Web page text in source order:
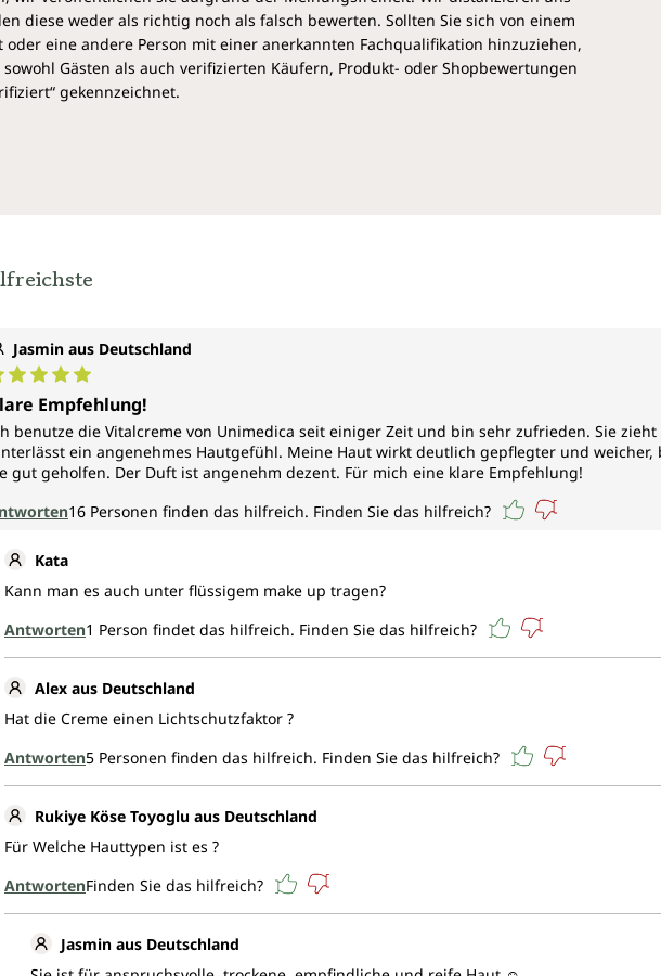
Weintrauben, Zitrusfrüchte und Gemüse in
kaltgepressten Pflanzenölen empfehlenswert.
Für wen unsere Vitalcreme zu
diese weder als richtig noch als falsch bewerten. Sollten Sie sich von einem
eine andere Person mit einer anerkannten Fachqualifikation hinzuziehen,
Gästen als auch verifizierten Käufern, Produkt- oder Shopbewertungen
gekennzeichnet.
Jasmin aus Deutschland
Bewertung von 5 von 5 Sternen
Empfehlung!
benutze die Vitalcreme von Unimedica seit einiger Zeit und bin sehr zufrieden. Sie
ein angenehmes Hautgefühl. Meine Haut wirkt deutlich gepflegter und weicher,
gut geholfen. Der Duft ist angenehm dezent. Für mich eine klare Empfehlung!
16 Personen finden das hilfreich. Finden Sie das hilfreich?
Kata
Kann man es auch unter flüssigem make up tragen?
Antworten1 Person findet das hilfreich. Finden Sie das hilfreich?
Alex aus Deutschland
Hat die Creme einen Lichtschutzfaktor ?
Antworten5 Personen finden das hilfreich. Finden Sie das hilfreich?
Rukiye Köse Toyoglu aus Deutschland
Für Welche Hauttypen ist es ?
AntwortenFinden Sie das hilfreich?
Jasmin aus Deutschland